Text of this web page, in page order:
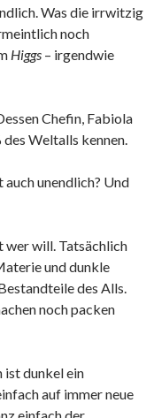
Was die irrwitzig
noch
Higgs – irgendwie
Chefin, Fabiola
Weltalls kennen.
auch unendlich? Und
wer will. Tatsächlich
und dunkle
des Alls.
noch packen
ist dunkel ein
auf immer neue